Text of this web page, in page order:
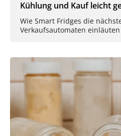
Kühlung und Kauf leicht
Wie Smart Fridges die
Verkaufsautomaten einläuten